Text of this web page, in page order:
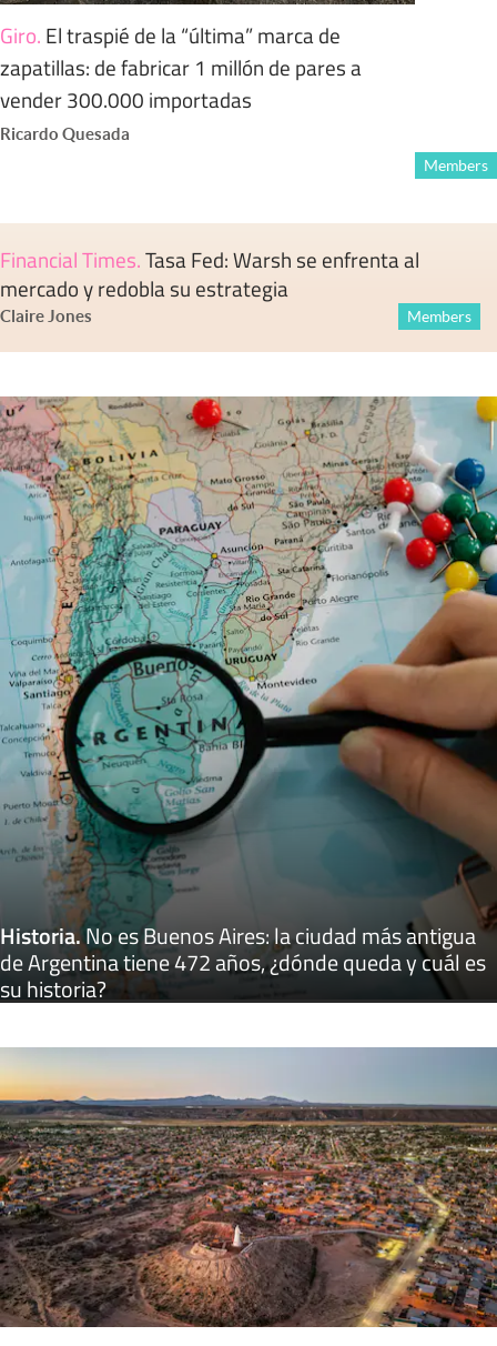
Giro. El traspié de la “última” marca de
zapatillas: de fabricar 1 millón de pares a
vender 300.000 importadas
Ricardo Quesada
Members
Financial Times.Tasa Fed: Warsh se enfrenta al
mercado y redobla su estrategia
Claire Jones Members
Historia.No es Buenos Aires: la ciudad más antigua
de Argentina tiene 472 años, ¿dónde queda y cuál es
su historia?